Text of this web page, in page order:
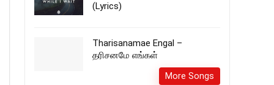
(Lyrics)
Tharisanamae Engal –
தரிசனமே எங்கள்
More Songs